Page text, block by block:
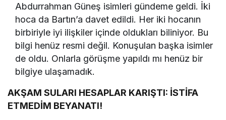
Abdurrahman Güneş isimleri gündeme geldi. İki
hoca da Bartın’a davet edildi. Her iki hocanın
birbiriyle iyi ilişkiler içinde oldukları biliniyor. Bu
bilgi henüz resmi değil. Konuşulan başka isimler
de oldu. Onlarla görüşme yapıldı mı henüz bir
bilgiye ulaşamadık.
AKŞAM SULARI HESAPLAR KARIŞTI: İSTİFA
ETMEDİM BEYANATI!